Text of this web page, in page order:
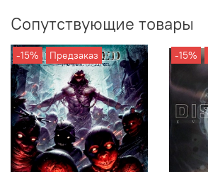
Сопутствующие товары
-15% Предзаказ -15%